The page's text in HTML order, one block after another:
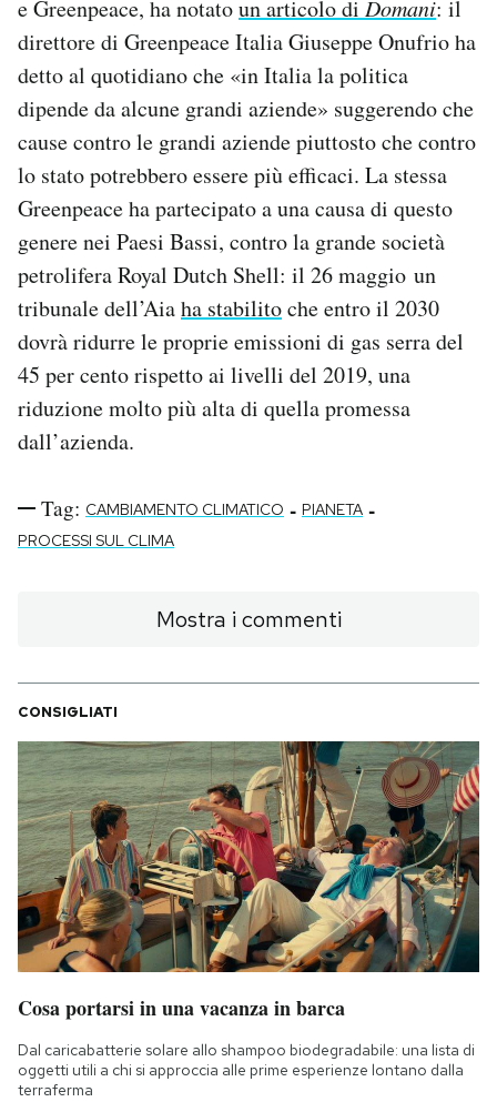
e Greenpeace, ha notatoun articolo di Domani: il
direttore di Greenpeace Italia Giuseppe Onufrio ha
detto al quotidiano che «in Italia la politica
dipende da alcune grandi aziende» suggerendo che
cause contro le grandi aziende piuttosto che contro
lo stato potrebbero essere più efficaci. La stessa
Greenpeace ha partecipato a una causa di questo
genere nei Paesi Bassi, contro la grande società
petrolifera Royal Dutch Shell: il 26 maggio un
tribunale dell’Aiaha stabilitoche entro il 2030
dovrà ridurre le proprie emissioni di gas serra del
45 per cento rispetto ai livelli del 2019, una
riduzione molto più alta di quella promessa
dall’azienda.
Tag: CAMBIAMENTO CLIMATICO - PIANETA -
PROCESSI SUL CLIMA
Mostra i commenti
CONSIGLIATI
Cosa portarsi in una vacanza in barca
Dal caricabatterie solare allo shampoo biodegradabile: una lista di
oggetti utili a chi si approccia alle prime esperienze lontano dalla
terraferma